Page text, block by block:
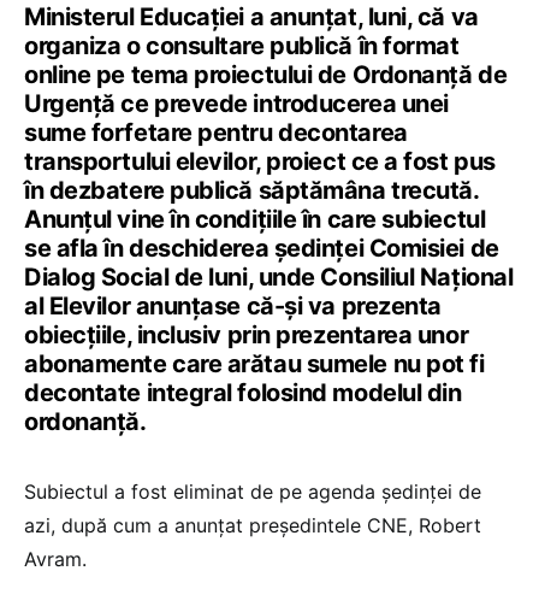
Ministerul Educației a anunțat, luni, că va
organiza o consultare publică în format
online pe tema proiectului de Ordonanță de
Urgență ce prevede introducerea unei
sume forfetare pentru decontarea
transportului elevilor, proiect ce a fost pus
în dezbatere publică săptămâna trecută.
Anunțul vine în condițiile în care subiectul
se afla în deschiderea ședinței Comisiei de
Dialog Social de luni, unde Consiliul Național
al Elevilor anunțase că-și va prezenta
obiecțiile, inclusiv prin prezentarea unor
abonamente care arătau sumele nu pot fi
decontate integral folosind modelul din
ordonanță.
Subiectul a fost eliminat de pe agenda ședinței de
azi, după cum a anunțat președintele CNE, Robert
Avram.